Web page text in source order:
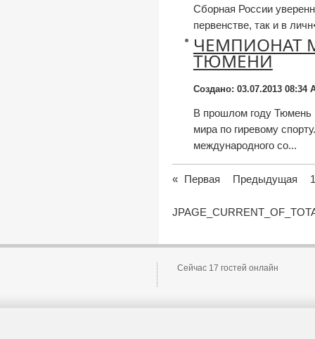
Сборная России
первенстве, так и в
ЧЕМПИОНАТ
ТЮМЕНИ
Создано: 03.07.2013 08:34
В прошлом году Тюмень
мира по гиревому
международного со...
« Первая Предыдущая 1
Сейчас 17 гостей онлайн